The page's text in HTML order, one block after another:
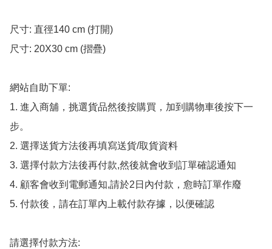
尺寸: 直徑140 cm (打開)
尺寸: 20X30 cm (摺疊)
網站自助下單:
1. 進入商舖，挑選貨品然後按購買，加到購物車後按下一
步。
2. 選擇送貨方法後再填寫送貨/取貨資料
3. 選擇付款方法後再付款,然後就會收到訂單確認通知
4. 顧客會收到電郵通知,請於2日內付款，愈時訂單作廢
5. 付款後，請在訂單內上載付款存據，以便確認
請選擇付款方法: